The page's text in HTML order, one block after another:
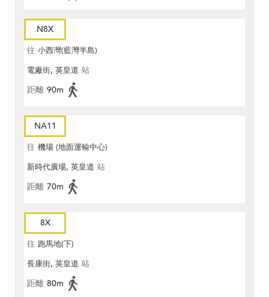
N8X
往 小西灣(藍灣半島)
電廠街, 英皇道 站
距離 90m
NA11
往 機場 (地面運輸中心)
新時代廣場, 英皇道 站
距離 70m
8X
往 跑馬地(下)
長康街, 英皇道 站
距離 80m